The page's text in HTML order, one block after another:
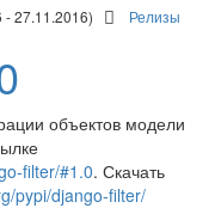
- 27.11.2016) Релизы
объектов модели
filter/#1.0. Скачать
pypi/django-filter/